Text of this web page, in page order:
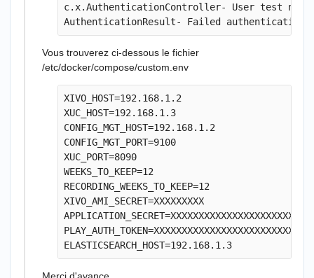
c.x.AuthenticationController- User test not
Vous trouverez ci-dessous le fichier
/etc/docker/compose/custom.env
XIVO_HOST=192.168.1.2
XUC_HOST=192.168.1.3
CONFIG_MGT_HOST=192.168.1.2
CONFIG_MGT_PORT=9100
XUC_PORT=8090
WEEKS_TO_KEEP=12
RECORDING_WEEKS_TO_KEEP=12
XIVO_AMI_SECRET=XXXXXXXXX